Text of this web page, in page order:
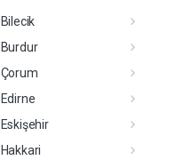
Bilecik
Burdur
Çorum
Edirne
Eskişehir
Hakkari